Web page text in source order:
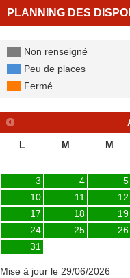
PLANNING DES
Non renseigné
Peu de places
Fermé
L M M
3
4 5
10
11 12
17
18 19
24
25 26
31
Mise à jour le 29/06/2026